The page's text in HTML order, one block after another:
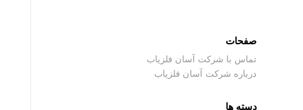
صفحات
تماس با شرکت آسان فلزیاب
درباره شرکت آسان فلزیاب
دسته ها